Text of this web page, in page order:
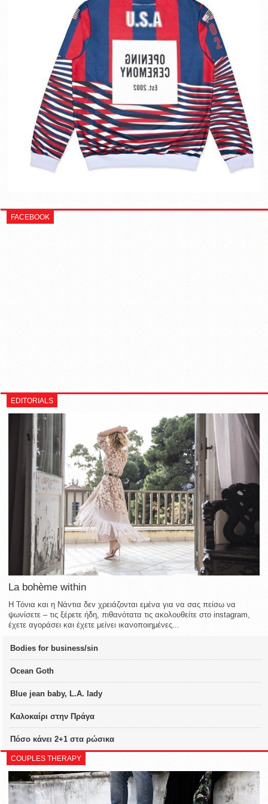
FACEBOOK
EDITORIALS
La bohème within
Η Τόνια και η Νάντια δεν χρειάζονται εμένα για να σας πείσω να
ψωνίσετε – τις ξέρετε ήδη, πιθανότατα τις ακολουθείτε στο instagram,
έχετε αγοράσει και έχετε μείνει ικανοποιημένες...
Bodies for business/sin
Ocean Goth
Blue jean baby, L.A. lady
Καλοκαίρι στην Πράγα
Πόσο κάνει 2+1 στα ρώσικα
COUPLES THERAPY